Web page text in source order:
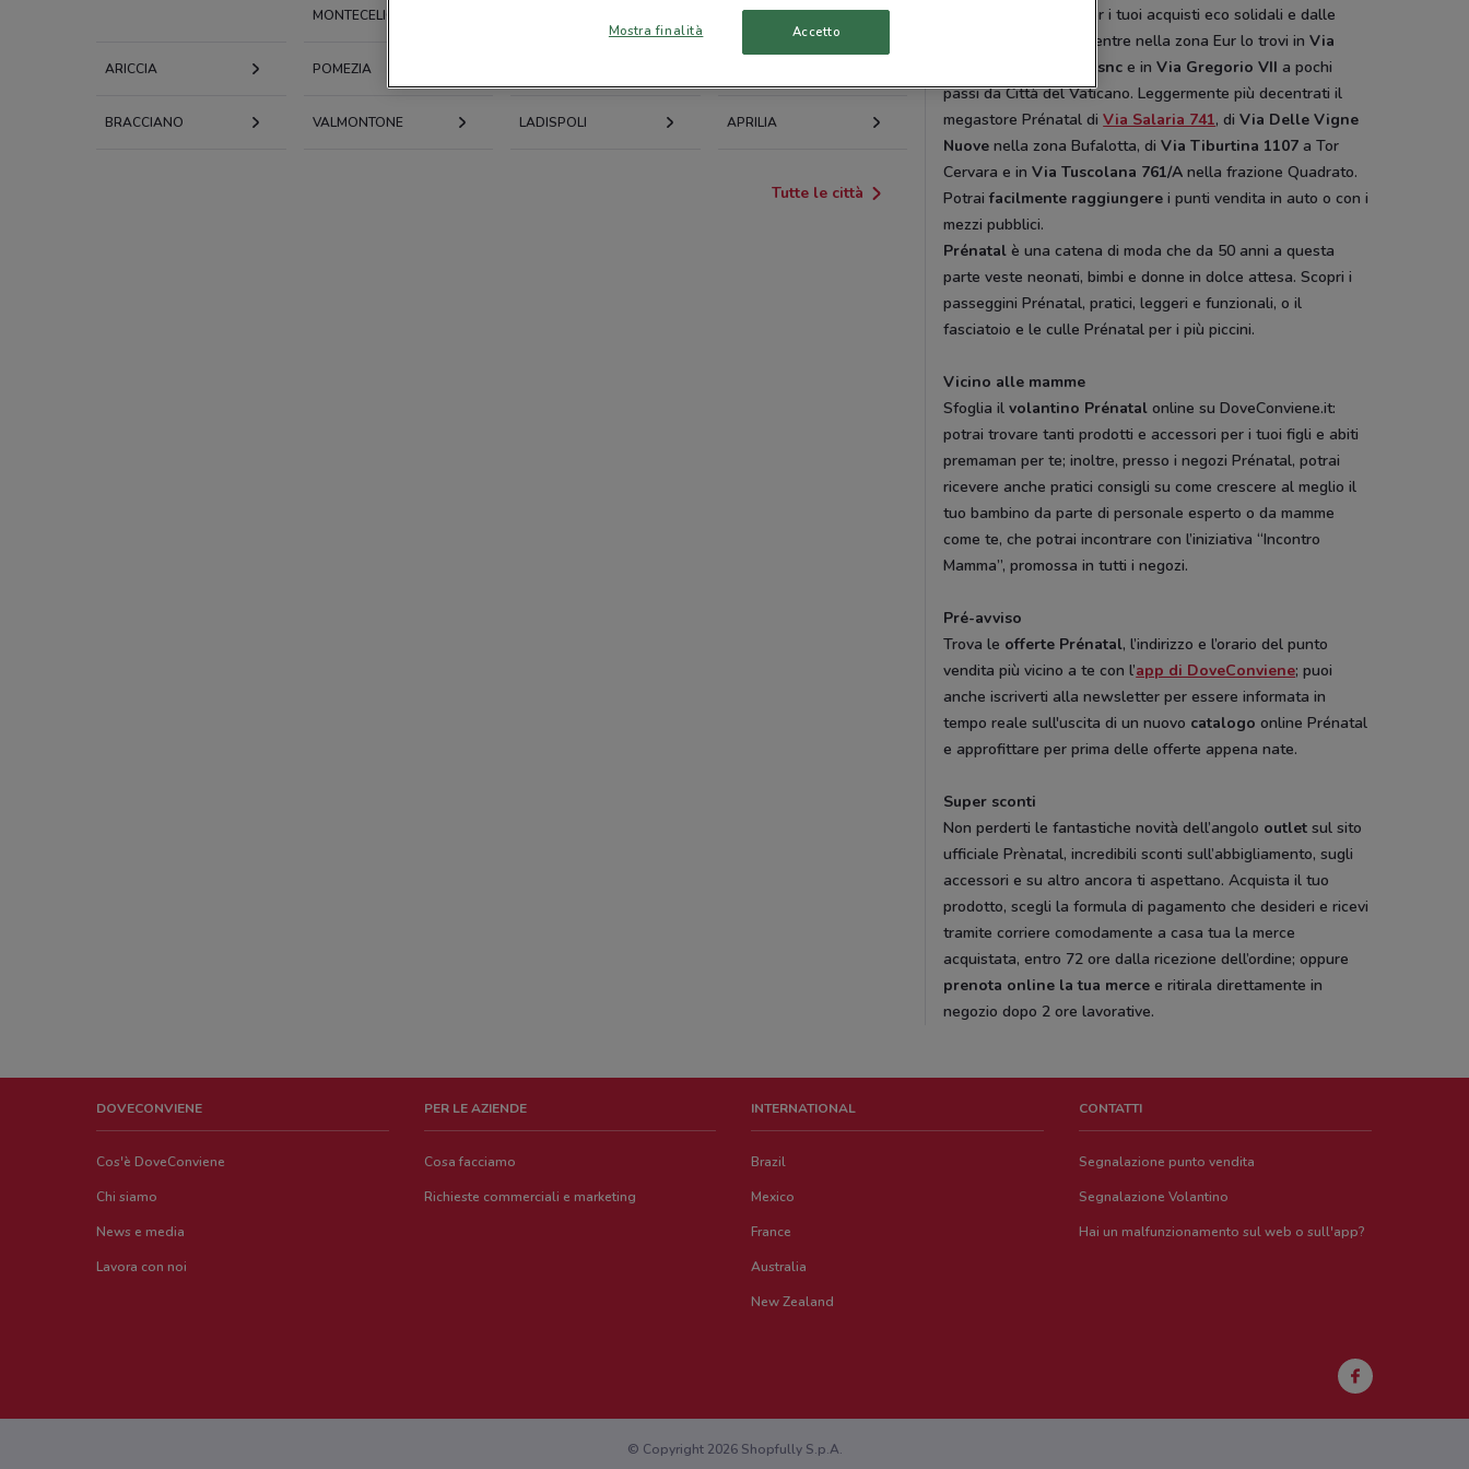
MONTECELIO
ARICCIA POMEZIA
BRACCIANO VALMONTONE LADISPOLI APRILIA
Tutte le città
dell’Altra Economia per i tuoi acquisti eco solidali e dalle
Terme di Caracalla. Mentre nella zona Eur lo trovi inVia
Cristoforo Colombo snc e inVia Gregorio VII a pochi
passi da Città del Vaticano. Leggermente più decentrati il
megastore Prénatal diVia Salaria 741, diVia Delle Vigne
Nuove nella zona Bufalotta, diVia Tiburtina 1107 a Tor
Cervara e inVia Tuscolana 761/Anella frazione Quadrato.
Potraifacilmente raggiungere i punti vendita in auto o con i
mezzi pubblici.
Prénatal è una catena di moda che da 50 anni a questa
parte veste neonati, bimbi e donne in dolce attesa. Scopri i
passeggini Prénatal, pratici, leggeri e funzionali, o il
fasciatoio e le culle Prénatal per i più piccini.
Vicino alle mamme
Sfoglia ilvolantino Prénatal online su DoveConviene.it:
potrai trovare tanti prodotti e accessori per i tuoi figli e abiti
premaman per te; inoltre, presso i negozi Prénatal, potrai
ricevere anche pratici consigli su come crescere al meglio il
tuo bambino da parte di personale esperto o da mamme
come te, che potrai incontrare con l’iniziativa “Incontro
Mamma”, promossa in tutti i negozi.
Pré-avviso
Trova le offerte Prénatal, l’indirizzo e l’orario del punto
vendita più vicino a te con l’app di DoveConviene; puoi
anche iscriverti alla newsletter per essere informata in
tempo reale sull'uscita di un nuovo catalogo online Prénatal
e approfittare per prima delle offerte appena nate.
Super sconti
Non perderti le fantastiche novità dell’angolo outletsul sito
ufficiale Prènatal, incredibili sconti sull’abbigliamento, sugli
accessori e su altro ancora ti aspettano. Acquista il tuo
prodotto, scegli la formula di pagamento che desideri e ricevi
tramite corriere comodamente a casa tua la merce
acquistata, entro 72 ore dalla ricezione dell’ordine; oppure
prenota online la tua merce e ritirala direttamente in
negozio dopo 2 ore lavorative.
DOVECONVIENE
Cos'è DoveConviene
Chi siamo
News e media
Lavora con noi
PER LE AZIENDE
Cosa facciamo
Richieste commerciali e marketing
INTERNATIONAL
Brazil
Mexico
France
Australia
New Zealand
CONTATTI
Segnalazione punto vendita
Segnalazione Volantino
Hai un malfunzionamento sul web o sull'app?
© Copyright 2026 Shopfully S.p.A.
Mostra finalità Accetto